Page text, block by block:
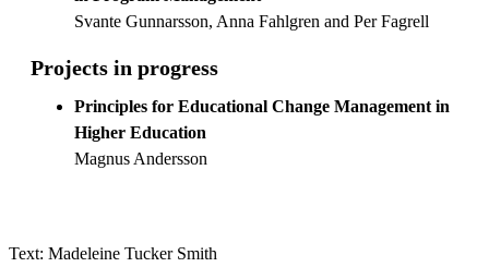
Svante Gunnarsson, Anna Fahlgren and Per Fagrell
Projects in progress
Principles for Educational Change Management in
Higher Education
Magnus Andersson
Text: Madeleine Tucker Smith